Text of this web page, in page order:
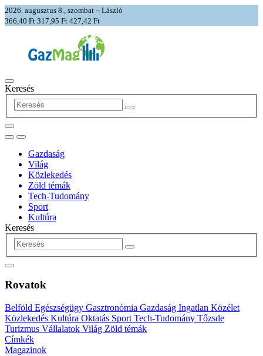
2026. augusztus 8., szombat – László
366,40 Ft 317,95 Ft 427,42 Ft
Keresés
Gazdaság
Világ
Közlekedés
Zöld témák
Tech-Tudomány
Sport
Kultúra
Keresés
Rovatok
Belföld Egészségügy Gasztronómia Gazdaság Ingatlan Közélet
Közlekedés Kultúra Oktatás Sport Tech-Tudomány Tőzsde
Turizmus Vállalatok Világ Zöld témák
Címkék
Magazinok